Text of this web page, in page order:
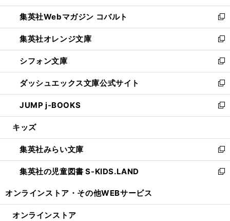
開
く
ウ
で
開
く
ン
ド
ウ
で
開
く
ウ
ィ
ン
ド
ウ
で
開
く
集英社Webマガジン コバルト
新
し
い
ウ
ィ
ン
ド
ウ
で
開
集英社オレンジ文庫
新
し
い
ウ
ィ
ン
ド
ウ
開
く
シフォン文庫
新
し
い
ウ
ィ
ン
ウ
で
開
く
ダッシュエックス文庫公式サイト
新
し
い
ウ
ン
ド
ウ
で
JUMP j-BOOKS
新
し
ウ
ィ
ン
ド
開
キッズ
集英社みらい文庫
新
し
い
ン
集英社の児童図書 S-KIDS.LAND
新
ウ
オンラインストア・ その他WEBサービス
オンラインストア